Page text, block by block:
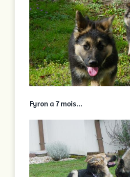
Fyron a 7 mois…